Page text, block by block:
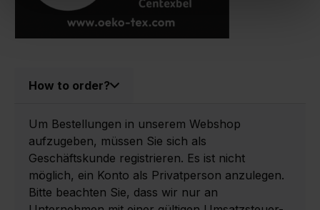
How to order?
Um Bestellungen in unserem Webshop
aufzugeben, müssen Sie sich als
Geschäftskunde registrieren. Es ist nicht
möglich, ein Konto als Privatperson anzulegen.
Bitte beachten Sie, dass wir nur an